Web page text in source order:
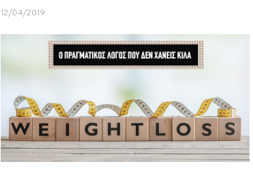
12/04/2019